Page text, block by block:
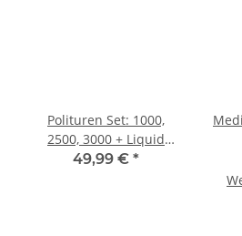
Polituren Set: 1000,
2500, 3000 + Liquid
Carnauba Protection + 4
49,99 € *